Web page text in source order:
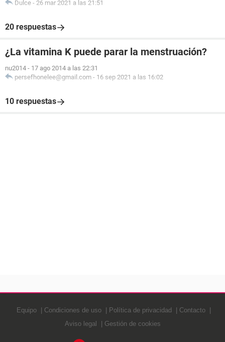
Dulce - 26 mar 2021 a las 21:51
20 respuestas
¿La vitamina K puede parar la menstruación?
nu2014 - 17 ago 2014 a las 22:31
persefhonelee@gmail.com - 16 sep 2021 a las 16:02
10 respuestas
Equipo Condiciones de uso Política de privacidad
Contacto
Aviso legal
Gestión de cookies